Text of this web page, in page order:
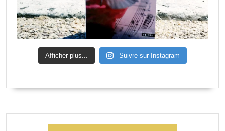
Afficher plus... Suivre sur Instagram